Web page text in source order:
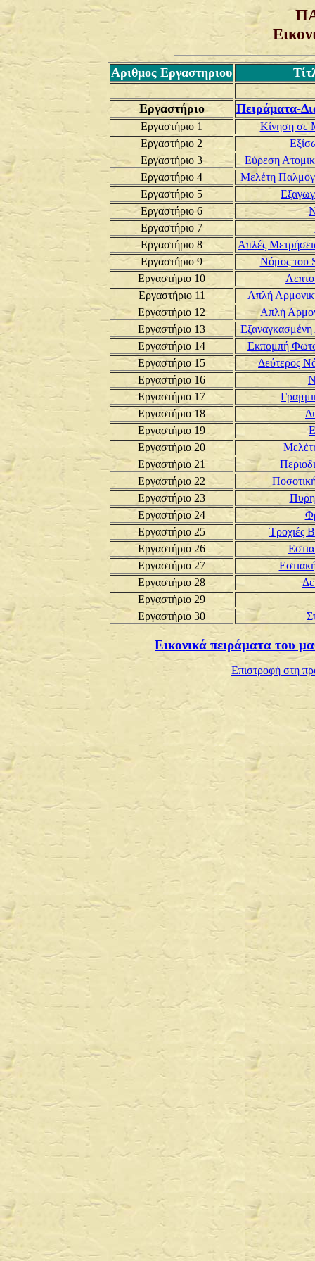
Αριθμος Εργαστηριου
Εργαστήριο Πειράματα-
Εργαστήριο 1
Κίνηση σε
Εργαστήριο 2
Εργαστήριο 3
Εύρεση
Εργαστήριο 4
Μελέτη
Εργαστήριο 5
Εργαστήριο 6
Εργαστήριο 7
Εργαστήριο 8
Απλές
Εργαστήριο 9
Νόμος του
Εργαστήριο 10
Εργαστήριο 11
Απλή
Εργαστήριο 12
Απλή
Εργαστήριο 13
Εργαστήριο 14
Εκπομπή
Εργαστήριο 15
Δεύτερος
Εργαστήριο 16
Εργαστήριο 17
Εργαστήριο 18
Εργαστήριο 19
Εργαστήριο 20
Εργαστήριο 21
Εργαστήριο 22
Εργαστήριο 23
Εργαστήριο 24
Εργαστήριο 25
Τροχιές
Εργαστήριο 26
Εργαστήριο 27
Εργαστήριο 28
Εργαστήριο 29
Εργαστήριο 30
Εικονικά πειράματα του
Επιστροφή στη